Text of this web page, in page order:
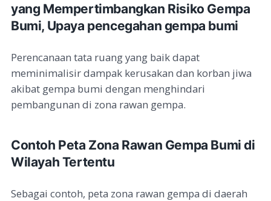
yang Mempertimbangkan Risiko Gempa
Bumi, Upaya pencegahan gempa bumi
Perencanaan tata ruang yang baik dapat
meminimalisir dampak kerusakan dan korban jiwa
akibat gempa bumi dengan menghindari
pembangunan di zona rawan gempa.
Contoh Peta Zona Rawan Gempa Bumi di
Wilayah Tertentu
Sebagai contoh, peta zona rawan gempa di daerah